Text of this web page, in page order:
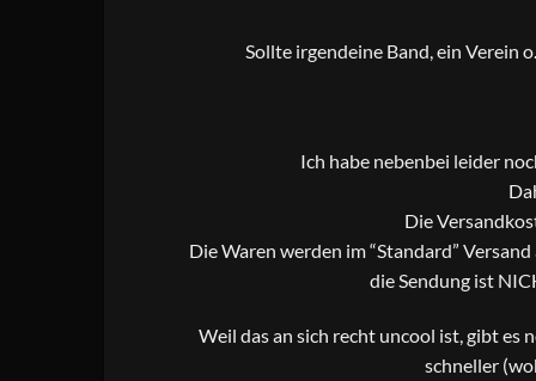
Sollte irgendeine Band, ein Verein
Ich habe nebenbei leider
Die
Die Waren werden im “Standard”
die Sendung ist
Weil das an sich recht uncool ist, gibt es
schneller